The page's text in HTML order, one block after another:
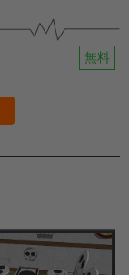
無料